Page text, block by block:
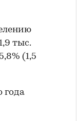
тыс.
(1,5
года